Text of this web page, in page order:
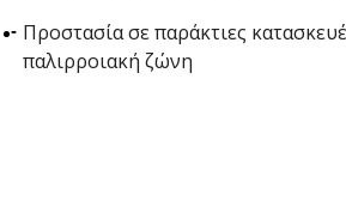
Προστασία σε παράκτιες
παλιρροιακή ζώνη